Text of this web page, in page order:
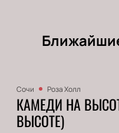
Сочи Роза Холл
КАМЕДИ НА
ВЫСОТЕ)